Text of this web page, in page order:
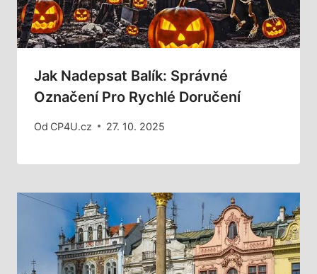
Jak Nadepsat Balík: Správné
Označení Pro Rychlé Doručení
Od CP4U.cz 27. 10. 2025